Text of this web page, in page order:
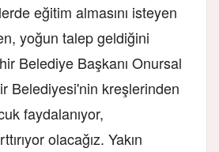
eğitim almasını isteyen
yoğun talep geldiğini
Belediye Başkanı Onursal
Belediyesi'nin kreşlerinden
faydalanıyor,
olacağız. Yakın